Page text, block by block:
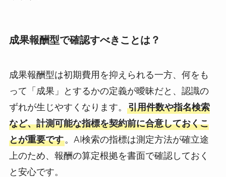
成果報酬型で確認すべきことは？
成果報酬型は初期費用を抑えられる一方、何をも
って「成果」とするかの定義が曖昧だと、認識の
ずれが生じやすくなります。 引用件数や指名検索
など、計測可能な指標を契約前に合意しておくこ
とが重要です。AI検索の指標は測定方法が確立途
上のため、報酬の算定根拠を書面で確認しておく
と安心です。